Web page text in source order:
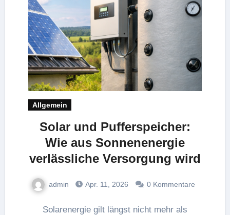
Allgemein
Solar und Pufferspeicher:
Wie aus Sonnenenergie
verlässliche Versorgung wird
admin Apr. 11, 2026 0 Kommentare
Solarenergie gilt längst nicht mehr als